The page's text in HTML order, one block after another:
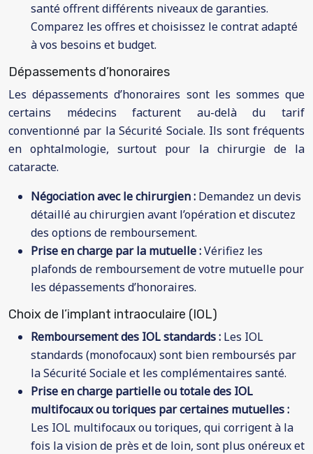
santé offrent différents niveaux de garanties.
Comparez les offres et choisissez le contrat adapté
à vos besoins et budget.
Dépassements d’honoraires
Les dépassements d’honoraires sont les sommes que
certains médecins facturent au-delà du tarif
conventionné par la Sécurité Sociale. Ils sont fréquents
en ophtalmologie, surtout pour la chirurgie de la
cataracte.
Négociation avec le chirurgien : Demandez un devis
détaillé au chirurgien avant l’opération et discutez
des options de remboursement.
Prise en charge par la mutuelle :Vérifiez les
plafonds de remboursement de votre mutuelle pour
les dépassements d’honoraires.
Choix de l’implant intraoculaire (IOL)
Remboursement des IOL standards : Les IOL
standards (monofocaux) sont bien remboursés par
la Sécurité Sociale et les complémentaires santé.
Prise en charge partielle ou totale des IOL
multifocaux ou toriques par certaines mutuelles :
Les IOL multifocaux ou toriques, qui corrigent à la
fois la vision de près et de loin, sont plus onéreux et